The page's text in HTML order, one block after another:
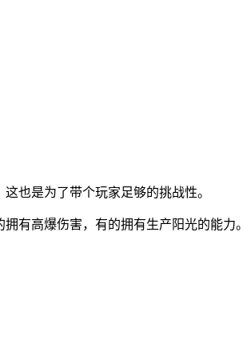
也是为了带个玩家足够的挑战性。
有高爆伤害，有的拥有生产阳光的能力。